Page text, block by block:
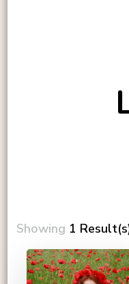
Showing 1